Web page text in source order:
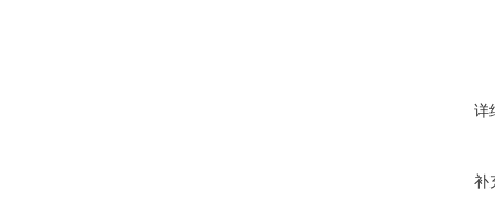
详
补